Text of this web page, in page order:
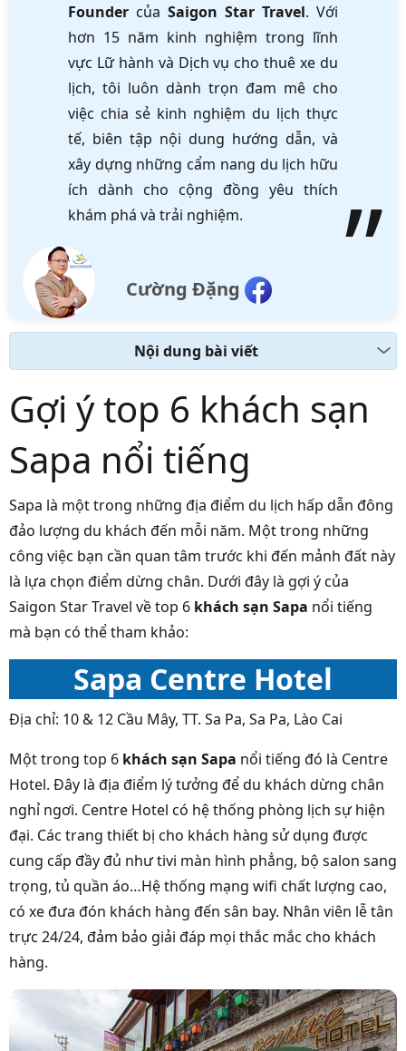
Founder của Saigon Star Travel. Với
hơn 15 năm kinh nghiệm trong lĩnh
vực Lữ hành và Dịch vụ cho thuê xe du
lịch, tôi luôn dành trọn đam mê cho
việc chia sẻ kinh nghiệm du lịch thực
tế, biên tập nội dung hướng dẫn, và
xây dựng những cẩm nang du lịch hữu
ích dành cho cộng đồng yêu thích
khám phá và trải nghiệm.
Cường Đặng
Nội dung bài viết
Gợi ý top 6 khách sạn
Sapa nổi tiếng
Sapa là một trong những địa điểm du lịch hấp dẫn đông
đảo lượng du khách đến mỗi năm. Một trong những
công việc bạn cần quan tâm trước khi đến mảnh đất này
là lựa chọn điểm dừng chân. Dưới đây là gợi ý của
Saigon Star Travel về top 6 khách sạn Sapa nổi tiếng
mà bạn có thể tham khảo:
Sapa Centre Hotel
Địa chỉ: 10 & 12 Cầu Mây, TT. Sa Pa, Sa Pa, Lào Cai
Một trong top 6 khách sạn Sapa nổi tiếng đó là Centre
Hotel. Đây là địa điểm lý tưởng để du khách dừng chân
nghỉ ngơi. Centre Hotel có hệ thống phòng lịch sự hiện
đại. Các trang thiết bị cho khách hàng sử dụng được
cung cấp đầy đủ như tivi màn hình phẳng, bộ salon sang
trọng, tủ quần áo…Hệ thống mạng wifi chất lượng cao,
có xe đưa đón khách hàng đến sân bay. Nhân viên lễ tân
trực 24/24, đảm bảo giải đáp mọi thắc mắc cho khách
hàng.